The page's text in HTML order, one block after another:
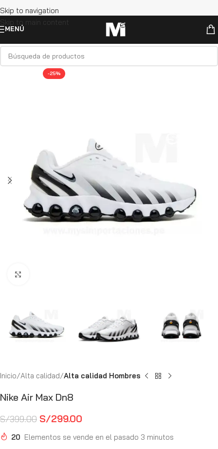
Skip to navigation
Skip to main content
MENÚ
-25%
Inicio Alta calidad Alta calidad Hombres
Nike Air Max Dn8
S/399.00 S/299.00
20 Elementos se vende en el pasado 3 minutos